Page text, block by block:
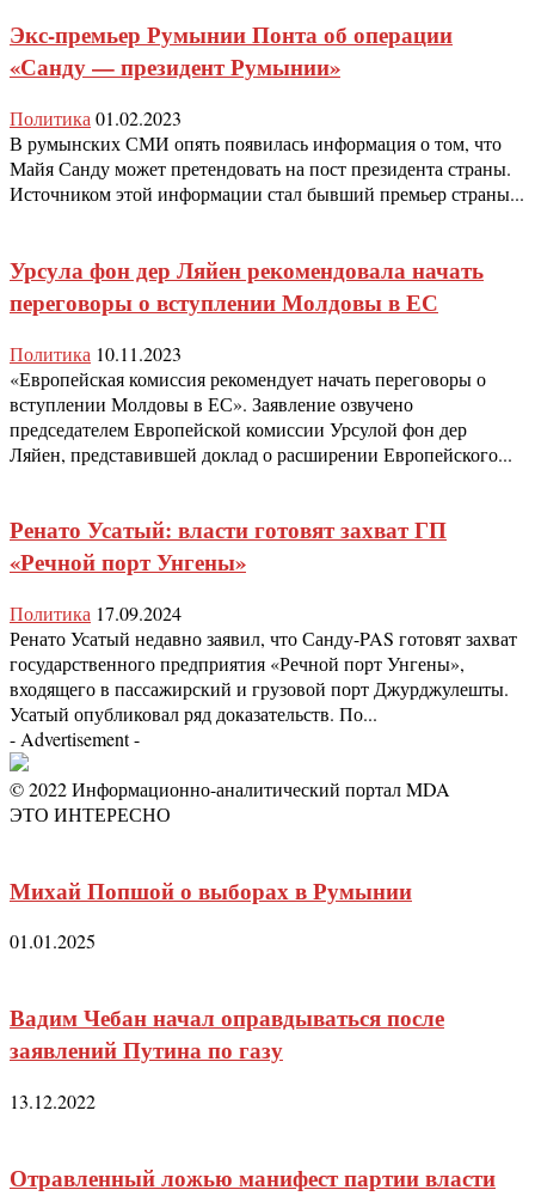
Экс-премьер Румынии Понта об операции
«Санду — президент Румынии»
Политика 01.02.2023
В румынских СМИ опять появилась информация о том, что
Майя Санду может претендовать на пост президента страны.
Источником этой информации стал бывший премьер страны...
Урсула фон дер Ляйен рекомендовала начать
переговоры о вступлении Молдовы в ЕС
Политика 10.11.2023
«Европейская комиссия рекомендует начать переговоры о
вступлении Молдовы в ЕС». Заявление озвучено
председателем Европейской комиссии Урсулой фон дер
Ляйен, представившей доклад о расширении Европейского...
Ренато Усатый: власти готовят захват ГП
«Речной порт Унгены»
Политика 17.09.2024
Ренато Усатый недавно заявил, что Санду-PAS готовят захват
государственного предприятия «Речной порт Унгены»,
входящего в пассажирский и грузовой порт Джурджулешты.
Усатый опубликовал ряд доказательств. По...
- Advertisement -
© 2022 Информационно-аналитический портал MDA
ЭТО ИНТЕРЕСНО
Михай Попшой о выборах в Румынии
01.01.2025
Вадим Чебан начал оправдываться после
заявлений Путина по газу
13.12.2022
Отравленный ложью манифест партии власти